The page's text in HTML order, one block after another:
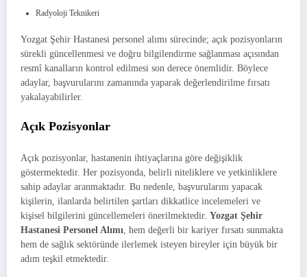
Radyoloji Teknikeri
Yozgat Şehir Hastanesi personel alımı sürecinde; açık pozisyonların
sürekli güncellenmesi ve doğru bilgilendirme sağlanması açısından
resmî kanalların kontrol edilmesi son derece önemlidir. Böylece
adaylar, başvurularını zamanında yaparak değerlendirilme fırsatı
yakalayabilirler.
Açık Pozisyonlar
Açık pozisyonlar, hastanenin ihtiyaçlarına göre değişiklik
göstermektedir. Her pozisyonda, belirli niteliklere ve yetkinliklere
sahip adaylar aranmaktadır. Bu nedenle, başvurularını yapacak
kişilerin, ilanlarda belirtilen şartları dikkatlice incelemeleri ve
kişisel bilgilerini güncellemeleri önerilmektedir. Yozgat Şehir
Hastanesi Personel Alımı, hem değerli bir kariyer fırsatı sunmakta
hem de sağlık sektöründe ilerlemek isteyen bireyler için büyük bir
adım teşkil etmektedir.